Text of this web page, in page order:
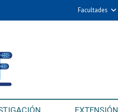
Facultades
EXTENSIÓN